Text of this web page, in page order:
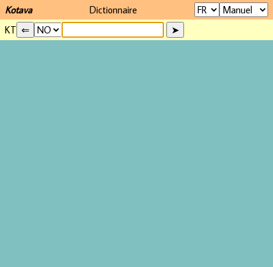
Kotava
Dictionnaire
KT